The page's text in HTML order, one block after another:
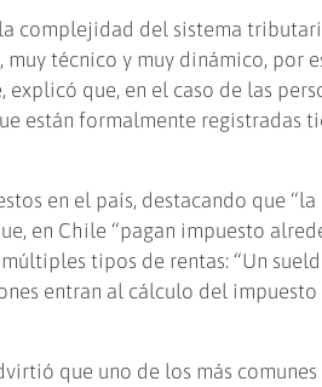
complejidad del sistema
técnico y muy dinámico, por
que, en el caso de las
están formalmente registradas
en el país, destacando que
en Chile “pagan impuesto
tipos de rentas: “Un
entran al cálculo del
que uno de los más